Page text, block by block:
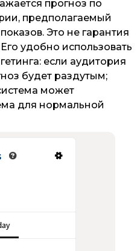
прогноз по
предполагаемый
Это не гарантия
удобно использовать
если аудитория
будет раздутым;
может
для нормальной